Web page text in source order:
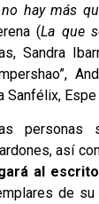
hay más
(La que
Sandra
Sanfélix,
personas
así
al
de